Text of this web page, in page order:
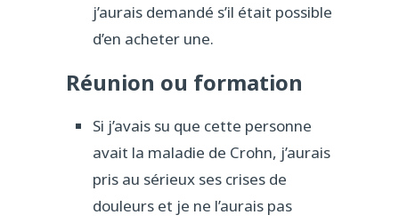
j’aurais demandé s’il était possible
d’en acheter une.
Réunion ou formation
Si j’avais su que cette personne
avait la maladie de Crohn, j’aurais
pris au sérieux ses crises de
douleurs et je ne l’aurais pas